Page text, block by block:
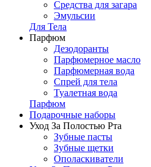
Средства для загара
Эмульсии
Для Тела
Парфюм
Дезодоранты
Парфюмерное масло
Парфюмерная вода
Спрей для тела
Туалетная вода
Парфюм
Подарочные наборы
Уход За Полостью Рта
Зубные пасты
Зубные щетки
Ополаскиватели